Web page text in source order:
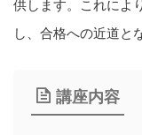
供します。これによ
し、合格への近道と
講座内容